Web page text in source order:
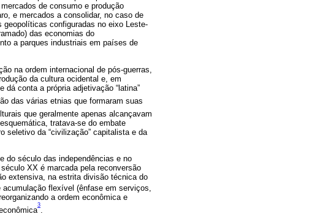
de consumo e produção
e mercados a consolidar, no caso de
configuradas no eixo Leste-
das economias do
a parques industriais em países de
na ordem internacional de pós-guerras,
da cultura ocidental e, em
conta a própria adjetivação “latina”
das várias etnias que formaram suas
que geralmente apenas alcançavam
tratava-se do embate
seletivo da “civilização” capitalista e da
do século das independências e no
XX é marcada pela reconversão
extensiva, na estrita divisão técnica do
acumulação flexível (ênfase em serviços,
a ordem econômica e
3
.